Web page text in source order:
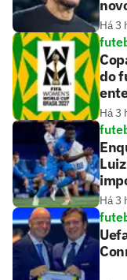
Há 3
do
Há 3
Há 3